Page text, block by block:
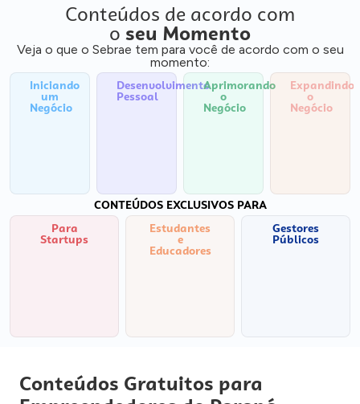
Conteúdos de acordo com
o seu Momento
Veja o que o Sebrae tem para você de acordo com o seu
momento:
Iniciando
um
Negócio
Desenvolvimento
Pessoal
Aprimorando
o
Negócio
Expandindo
o
Negócio
CONTEÚDOS EXCLUSIVOS PARA
Para
Startups
Estudantes
e
Educadores
Gestores
Públicos
Conteúdos Gratuitos para